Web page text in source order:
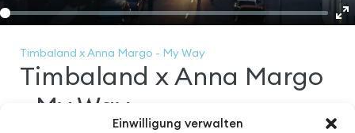
Einwilligung verwalten
Timbaland x Anna Margo - My Way
Timbaland x Anna Margo
- My Way